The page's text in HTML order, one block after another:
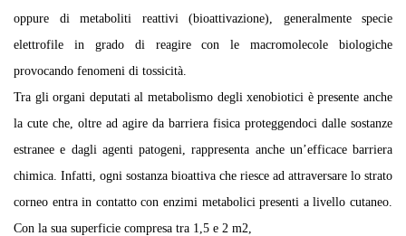
oppure di metaboliti reattivi (bioattivazione), generalmente specie
elettrofile in grado di reagire con le macromolecole biologiche
provocando fenomeni di tossicità.
Tra gli organi deputati al metabolismo degli xenobiotici è presente anche
la cute che, oltre ad agire da barriera fisica proteggendoci dalle sostanze
estranee e dagli agenti patogeni, rappresenta anche un’efficace barriera
chimica. Infatti, ogni sostanza bioattiva che riesce ad attraversare lo strato
corneo entra in contatto con enzimi metabolici presenti a livello cutaneo.
Con la sua superficie compresa tra 1,5 e 2 m2,